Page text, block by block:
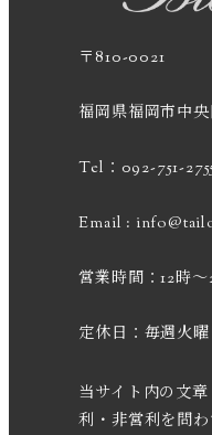
〒810-0021
福岡県福岡市中
Tel：092-751-
Email :
営業時間：12時
定休日：毎週火
当サイト内の文
利・非営利を問わ